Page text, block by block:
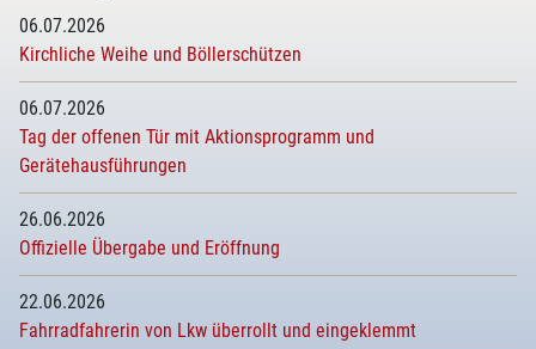
06.07.2026
Kirchliche Weihe und Böllerschützen
06.07.2026
Tag der offenen Tür mit Aktionsprogramm und
Gerätehausführungen
26.06.2026
Offizielle Übergabe und Eröffnung
22.06.2026
Fahrradfahrerin von Lkw überrollt und eingeklemmt